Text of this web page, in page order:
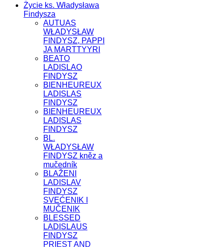
Życie ks. Władysława
Findysza
AUTUAS
WŁADYSŁAW
FINDYSZ, PAPPI
JA MARTTYYRI
BEATO
LADISLAO
FINDYSZ
BIENHEUREUX
LADISLAS
FINDYSZ
BIENHEUREUX
LADISLAS
FINDYSZ
BL.
WŁADYSŁAW
FINDYSZ kněz a
mučedník
BLAŽENI
LADISLAV
FINDYSZ
SVEĆENIK I
MUČENIK
BLESSED
LADISLAUS
FINDYSZ
PRIEST AND